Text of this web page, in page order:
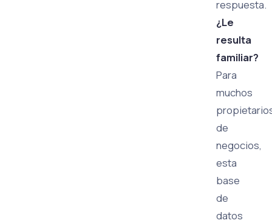
respuesta.
¿Le
resulta
familiar?
Para
muchos
de
negocios,
esta
base
de
datos